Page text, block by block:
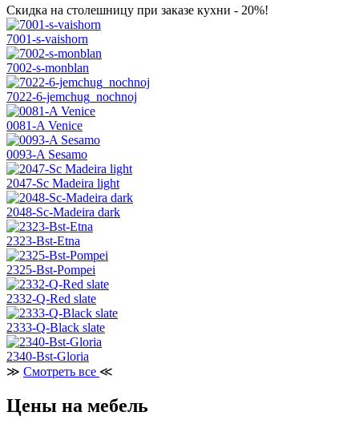
Скидка на столешницу при заказе кухни - 20%!
7001-s-vaishorn
7002-s-monblan
7022-6-jemchug_nochnoj
0081-A Venice
0093-A Sesamo
2047-Sc Madeira light
2048-Sc-Madeira dark
2323-Bst-Etna
2325-Bst-Pompei
2332-Q-Red slate
2333-Q-Black slate
2340-Bst-Gloria
≫ Смотреть все ≪
Цены на мебель